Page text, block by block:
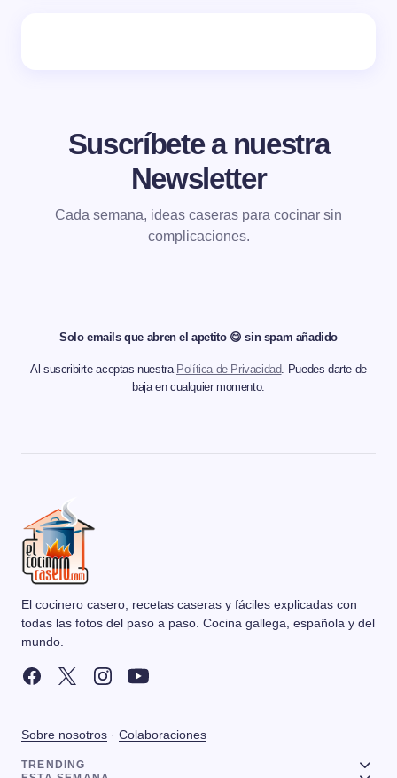
Suscríbete a nuestra
Newsletter
Cada semana, ideas caseras para cocinar sin
complicaciones.
Solo emails que abren el apetito 😋 sin spam añadido
Al suscribirte aceptas nuestra Política de Privacidad. Puedes darte de
baja en cualquier momento.
El cocinero casero, recetas caseras y fáciles explicadas con
todas las fotos del paso a paso. Cocina gallega, española y del
mundo.
Sobre nosotros · Colaboraciones
TRENDING